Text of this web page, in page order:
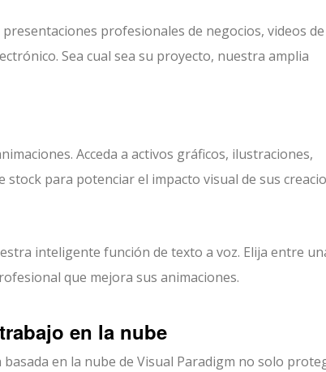
profesionales de negocios, videos de
Sea cual sea su proyecto, nuestra amplia
Acceda a activos gráficos, ilustraciones,
para potenciar el impacto visual de sus
inteligente función de texto a voz. Elija entre
que mejora sus animaciones.
en la nube
en la nube de Visual Paradigm no solo